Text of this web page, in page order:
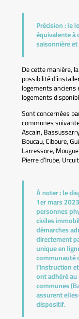
Précision :le
équivalente à
saisonnière
De cette manière,
possibilité
logements
logements
Sont concernées
communes
Ascain,
Boucau, Ciboure,
Larressore,
Pierre d’Irube,
À noter :le
1er mars
personnes
civiles
démarches
directement
unique en
communauté
l’instruction
ont adhéré
communes
assurent
dispositif.